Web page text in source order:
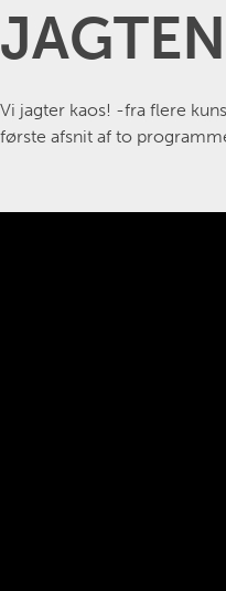
Vi jagter kaos! -fra flere
første afsnit af to